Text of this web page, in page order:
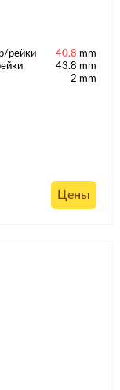
рейки 40.8 mm
43.8 mm
2 mm
Цены